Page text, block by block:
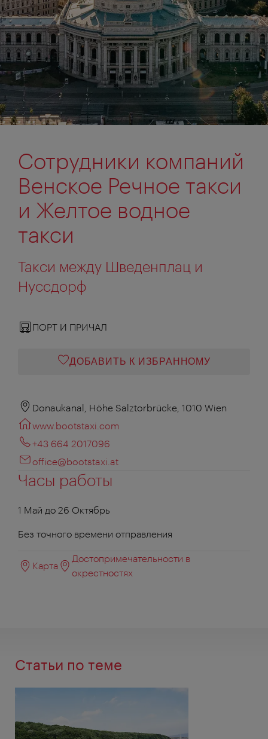
Сотрудники компаний
Венское Речное такси
и Желтое водное
такси
Такси между Шведенплац и
Нуссдорф
ПОРТ И ПРИЧАЛ
ДОБАВИТЬ К ИЗБРАННОМУ
Donaukanal, Höhe Salztorbrücke, 1010 Wien
www.bootstaxi.com
+43 664 2017096
office@bootstaxi.at
Часы работы
1 Май до 26 Октябрь
Без точного времени отправления
Карта
Достопримечательности в
окрестностях
Статьи по теме